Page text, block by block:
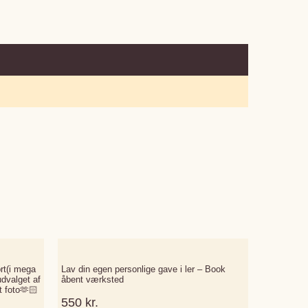
mega
af
foto🫶🏻
Lav din egen personlige gave i ler – Book
åbent værksted
550 kr.